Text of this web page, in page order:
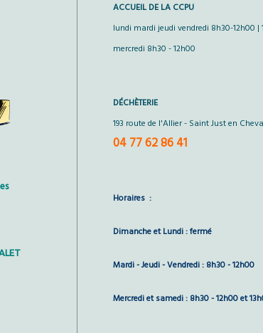
ACCUEIL DE LA CCPU
lundi mardi jeudi vendredi 8h30-12h00 |
mercredi 8h30 - 12h00
DÉCHÈTERIE
193 route de l'Allier - Saint Just en
04 77 62 86 41
Horaires :
Dimanche et Lundi : fermé
Mardi - Jeudi - Vendredi : 8h30 - 12h00
Mercredi et samedi : 8h30 - 12h00 et